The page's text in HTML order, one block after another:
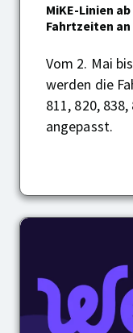
MiKE-Linien
Fahrtzeiten
Vom 2. Mai
werden die
811, 820,
angepasst.